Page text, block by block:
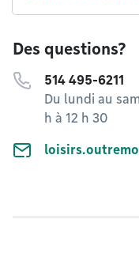
Des questions?
514 495-6211
Du lundi au
h à 12 h 30